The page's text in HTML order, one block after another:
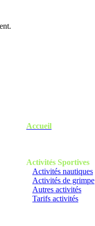
Accueil
Activités Sportives
Activités nautiques
Activités de grimpe
Autres activités
Tarifs activités